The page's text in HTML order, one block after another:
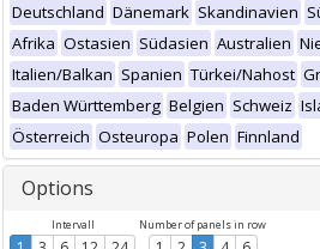
Deutschland Dänemark Skandinavien
Afrika Ostasien Südasien Australien
Italien/Balkan Spanien Türkei/Nahost
Baden Württemberg Belgien Schweiz
Österreich Osteuropa Polen Finnland
Options
Intervall Number of panels in row